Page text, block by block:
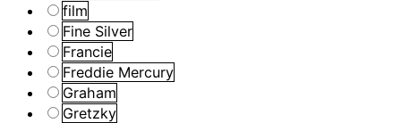
film
Fine Silver
Francie
Freddie Mercury
Graham
Gretzky